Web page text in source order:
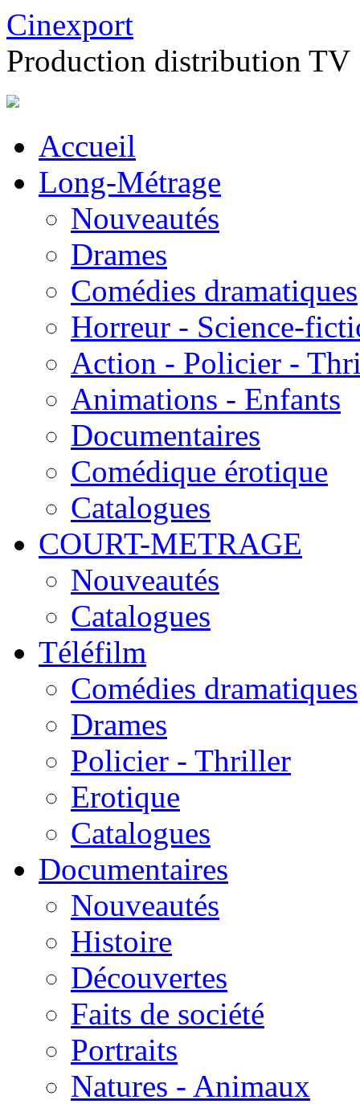
Cinexport
Production distribution TV
Accueil
Long-Métrage
Nouveautés
Drames
Comédies dramatiques
Horreur - Science-
Action - Policier -
Animations - Enfants
Documentaires
Comédique érotique
Catalogues
COURT-METRAGE
Nouveautés
Catalogues
Téléfilm
Comédies dramatiques
Drames
Policier - Thriller
Erotique
Catalogues
Documentaires
Nouveautés
Histoire
Découvertes
Faits de société
Portraits
Natures - Animaux